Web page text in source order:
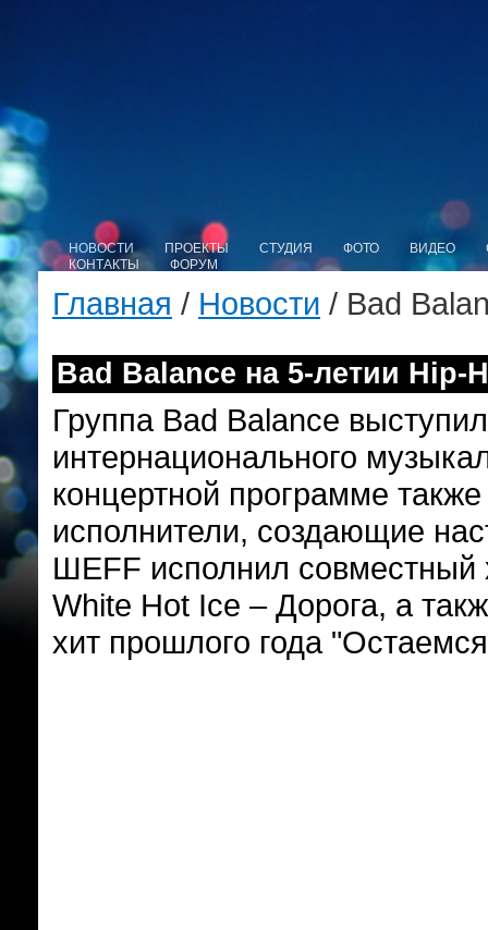
НОВОСТИ ПРОЕКТЫ СТУДИЯ ФОТО ВИДЕО
КОНТАКТЫ
ФОРУМ
Главная / Новости / Bad
Bad Balance на 5-летии Hip-
Группа Bad Balance
интернационального
концертной программе
исполнители, создающие
ШЕFF исполнил совместный
White Hot Ice – Дорога, а
хит прошлого года